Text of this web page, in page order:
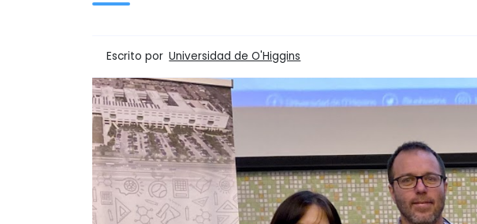
Escrito por Universidad de O'Higgins